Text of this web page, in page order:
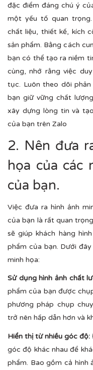
đặc điểm đáng chú ý
một yếu tố quan
chất liệu, thiết kế, kích
sản phẩm. Bằng cách
bạn có thể tạo ra niềm
cùng, nhớ rằng việc
tục. Luôn theo dõi
bạn giữ vững chất
xây dựng lòng tin và
của bạn trên Zalo
2. Nên đưa
họa của các
của bạn.
Việc đưa ra hình ảnh
của bạn là rất quan
sẽ giúp khách hàng
phẩm của bạn. Dưới
minh họa:
Sử dụng hình ảnh chất
phẩm của bạn được
phương pháp chụp
trở nên hấp dẫn hơn và
Hiển thị từ nhiều góc độ:
góc độ khác nhau để
phẩm. Bao gồm cả hình